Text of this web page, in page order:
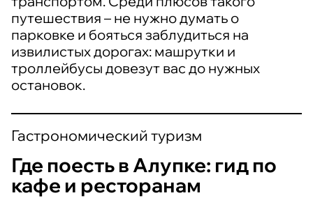
путешествия – не нужно думать о
парковке и бояться заблудиться на
извилистых дорогах: машрутки и
троллейбусы довезут вас до нужных
остановок.
Гастрономический туризм
Где поесть в Алупке: гид по
кафе и ресторанам